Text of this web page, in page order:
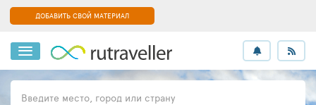
ДОБАВИТЬ СВОЙ МАТЕРИАЛ
Введите место, город или страну